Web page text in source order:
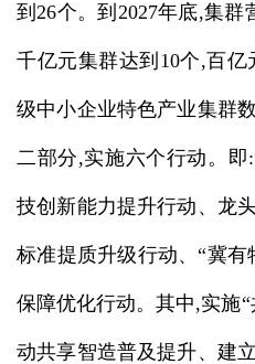
到26个。到2027年底,集群
千亿元集群达到10个,百
级中小企业特色产业集群
二部分,实施六个行动。
技创新能力提升行动、龙
标准提质升级行动、“冀
保障优化行动。其中,实施
动共享智造普及提升、建